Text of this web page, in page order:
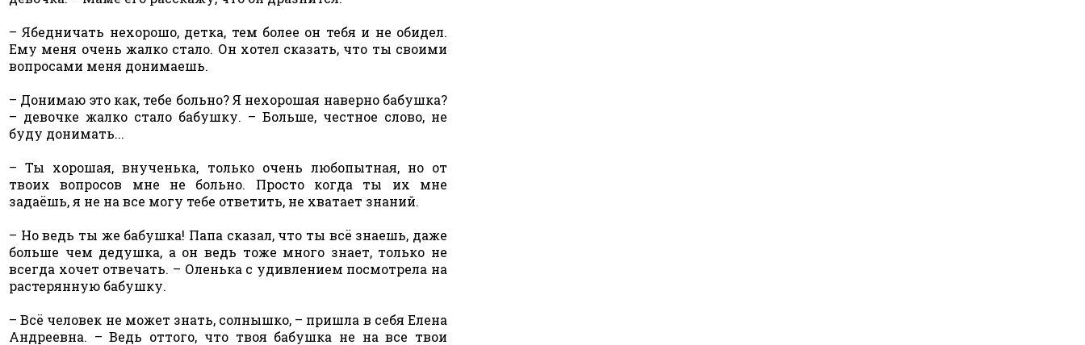
– Ябедничать нехорошо, детка, тем более он тебя и не обидел.
Ему меня очень жалко стало. Он хотел сказать, что ты своими
вопросами меня донимаешь.
– Донимаю это как, тебе больно? Я нехорошая наверно бабушка?
– девочке жалко стало бабушку. – Больше, честное слово, не
буду донимать...
– Ты хорошая, внученька, только очень любопытная, но от
твоих вопросов мне не больно. Просто когда ты их мне
задаёшь, я не на все могу тебе ответить, не хватает знаний.
– Но ведь ты же бабушка! Папа сказал, что ты всё знаешь, даже
больше чем дедушка, а он ведь тоже много знает, только не
всегда хочет отвечать. – Оленька с удивлением посмотрела на
растерянную бабушку.
– Всё человек не может знать, солнышко, – пришла в себя Елена
Андреевна. – Ведь оттого, что твоя бабушка не на все твои